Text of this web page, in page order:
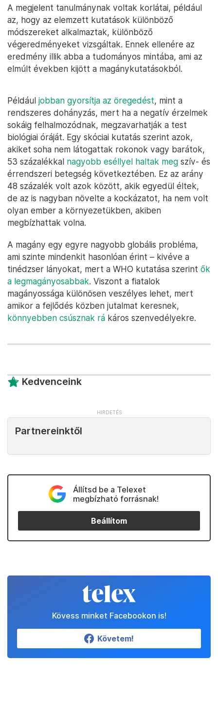
A megjelent tanulmánynak voltak korlátai, például
az, hogy az elemzett kutatások különböző
módszereket alkalmaztak, különböző
végeredményeket vizsgáltak. Ennek ellenére az
eredmény illik abba a tudományos mintába, ami az
elmúlt években kijött a magánykutatásokból.
Például jobban gyorsítja az öregedést, mint a
rendszeres dohányzás, mert ha a negatív érzelmek
sokáig felhalmozódnak, megzavarhatják a test
biológiai óráját. Egy skóciai kutatás szerint azok,
akiket soha nem látogattak rokonok vagy barátok,
53 százalékkal nagyobb eséllyel haltak meg szív- és
érrendszeri betegség következtében. Ez az arány
48 százalék volt azok között, akik egyedül éltek,
de az is nagyban növelte a kockázatot, ha nem volt
olyan ember a környezetükben, akiben
megbízhattak volna.
A magány egy egyre nagyobb globális probléma,
ami szinte mindenkit hasonlóan érint – kivéve a
tinédzser lányokat, mert a WHO kutatása szerint ők
a legmagányosabbak. Viszont a fiatalok
magányossága különösen veszélyes lehet, mert
amikor a fejlődés közben jutalmat keresnek,
könnyebben csúsznak rá káros szenvedélyekre.
Kedvenceink
Partnereinktől
Állítsd be a Telexet
megbízható forrásnak!
Beállítom
Kövess minket Facebookon is!
Követem!